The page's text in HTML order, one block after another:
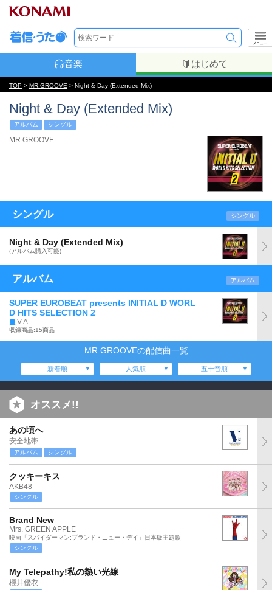
メニュー
音楽 はじめて
TOP > MR.GROOVE > Night & Day (Extended Mix)
Night & Day (Extended Mix)
アルバム シングル
MR.GROOVE
シングル シングル
Night & Day (Extended Mix)
(アルバム購入可能)
アルバム アルバム
SUPER EUROBEAT presents INITIAL D WORL
D HITS SELECTION 2
V.A.
収録商品:15商品
MR.GROOVEの配信曲一覧
新着順 人気順 五十音順
オススメ!!
あの頃へ
安全地帯
アルバム シングル
クッキーキス
AKB48
シングル
Brand New
Mrs. GREEN APPLE
映画「スパイダーマン:ブランド・ニュー・デイ」日本版主題歌
シングル
My Telepathy!私の熱い光線
櫻井優衣